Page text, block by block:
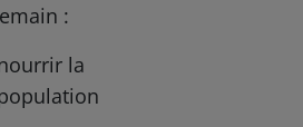
:
la